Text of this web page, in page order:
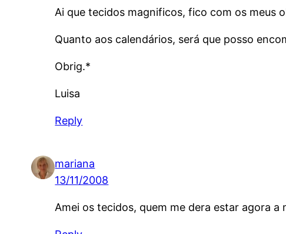
Ai que tecidos magnificos, fico com os meus
Quanto aos calendários, será que posso
Obrig.*
Luisa
Reply
mariana
13/11/2008
Amei os tecidos, quem me dera estar agora